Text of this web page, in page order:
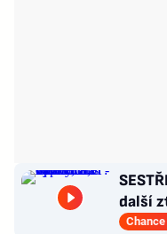
další
Zlín -